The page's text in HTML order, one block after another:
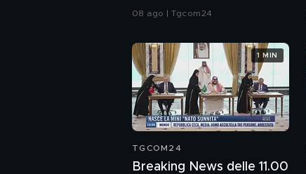
Spagna, il governo non
08 ago | Tgcom24
TGCOM24
Breaking News delle 11.00
1 MIN